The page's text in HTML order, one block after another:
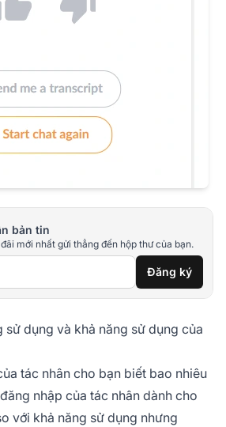
bản tin
mới nhất gửi thẳng đến hộp thư của bạn.
Đăng ký
sử dụng và khả năng sử dụng của
tác nhân cho bạn biết bao nhiêu
nhập của tác nhân dành cho
với khả năng sử dụng nhưng